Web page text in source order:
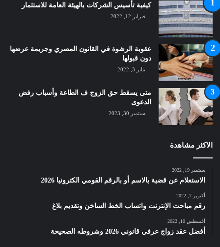
كيفية تأسيس الشركات بالهيئة العامة للاستثمار
فبراير 12, 2022
عقوبة الرشوة في القانون المصري وجريمة عرضها
دون قبولها
يناير 3, 2022
متى يسقط حق الزوج ف الطاعة وأسباب رفض
الدعوى
سبتمبر 30, 2023
الاكثر مشاهدة
سبتمبر 19, 2022
الاستعلام عن قضية بالاسم أو بالرقم القومي الكترونيا 2026
أكتوبر 7, 2022
رقم مباحث الإنترنت واتساب الخط الساخن وتقديم بلاغ
أغسطس 10, 2022
أفضل عقد زواج عرفي قانوني 2026 وشروطه الصحيحة